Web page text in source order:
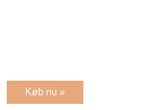
Køb nu »